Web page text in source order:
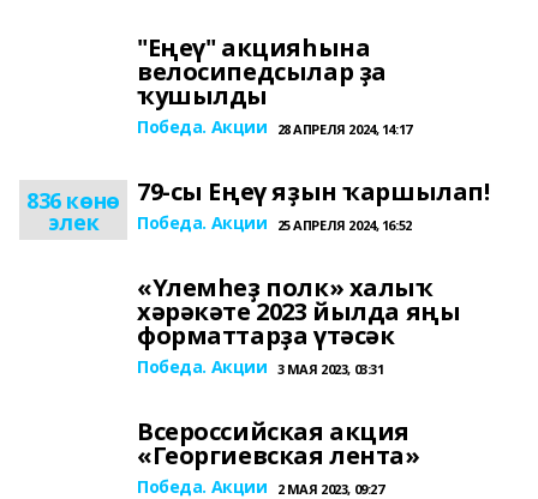
"Еңеү" акцияһына
велосипедсылар ҙа
ҡушылды
Победа. Акции 28 АПРЕЛЯ 2024, 14:17
836 көнө
элек
79-сы Еңеү яҙын ҡаршылап!
Победа. Акции 25 АПРЕЛЯ 2024, 16:52
«Үлемһеҙ полк» халыҡ
хәрәкәте 2023 йылда яңы
форматтарҙа үтәсәк
Победа. Акции 3 МАЯ 2023, 03:31
Всероссийская акция
«Георгиевская лента»
Победа. Акции 2 МАЯ 2023, 09:27